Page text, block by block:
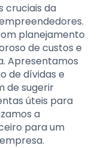
cruciais da
planejamento
de custos e
Apresentamos
de dívidas e
de sugerir
úteis para
a
para um